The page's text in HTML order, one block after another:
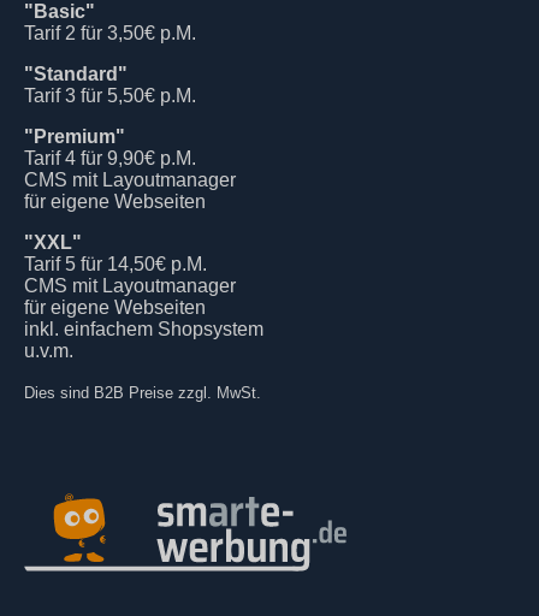
"Basic"
Tarif 2 für 3,50€ p.M.
"Standard"
Tarif 3 für 5,50€ p.M.
"Premium"
Tarif 4 für 9,90€ p.M.
CMS mit Layoutmanager
für eigene Webseiten
"XXL"
Tarif 5 für 14,50€ p.M.
CMS mit Layoutmanager
für eigene Webseiten
inkl. einfachem Shopsystem
u.v.m.
Dies sind B2B Preise zzgl. MwSt.